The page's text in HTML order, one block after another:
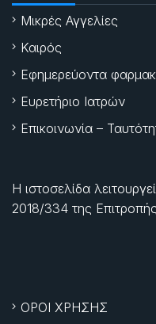
Μικρές Αγγελίες
Καιρός
Εφημερεύοντα
Ευρετήριο Ιατρών
Επικοινωνία –
Η ιστοσελίδα
2018/334 της
ΟΡΟΙ ΧΡΗΣΗΣ